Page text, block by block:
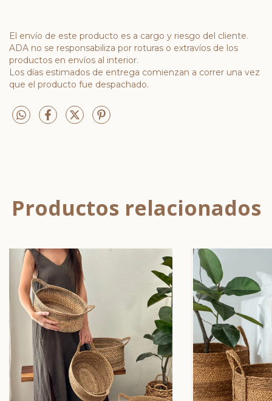
El envío de este producto es a cargo y riesgo del cliente.
ADA no se responsabiliza por roturas o extravíos de los
productos en envíos al interior.
Los días estimados de entrega comienzan a correr una vez
que el producto fue despachado.
Productos relacionados